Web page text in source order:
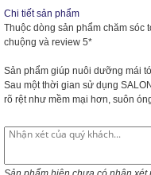
Chi tiết sản phẩm
Thuộc dòng sản phẩm chăm
chuộng và review 5*
Sản phẩm giúp nuôi dưỡng mái
Sau một thời gian sử dụng
rõ rệt như mềm mại hơn, suôn